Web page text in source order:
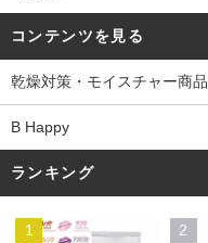
コンテンツを見る
乾燥対策・モイスチャー商品
B Happy
ランキング
1 2